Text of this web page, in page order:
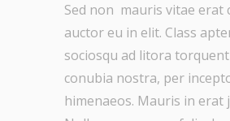
Sed non mauris vitae erat
auctor eu in elit. Class
sociosqu ad litora
conubia nostra, per
himenaeos. Mauris in erat